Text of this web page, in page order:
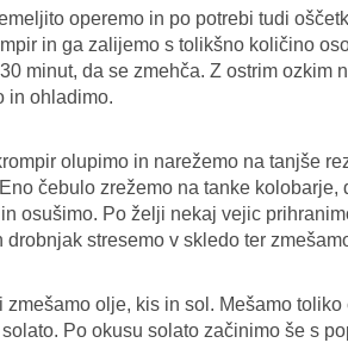
operemo in po potrebi tudi
in ga zalijemo s tolikšno količino
minut, da se zmehča. Z ostrim ozkim
in ohladimo.
olupimo in narežemo na tanjše
čebulo zrežemo na tanke
osušimo. Po želji nekaj vejic
drobnjak stresemo v skledo ter
zmešamo olje, kis in sol. Mešamo
Po okusu solato začinimo še s